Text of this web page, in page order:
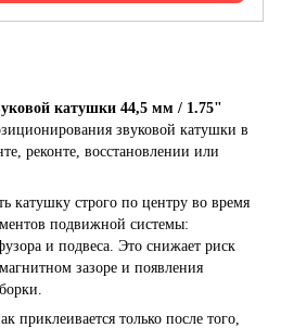
катушки 44,5 мм / 1.75"
звуковой катушки в
реконте, восстановлении или
катушку строго по центру во время
подвижной системы:
и подвеса. Это снижает риск
зазоре и появления
приклеивается только после того,